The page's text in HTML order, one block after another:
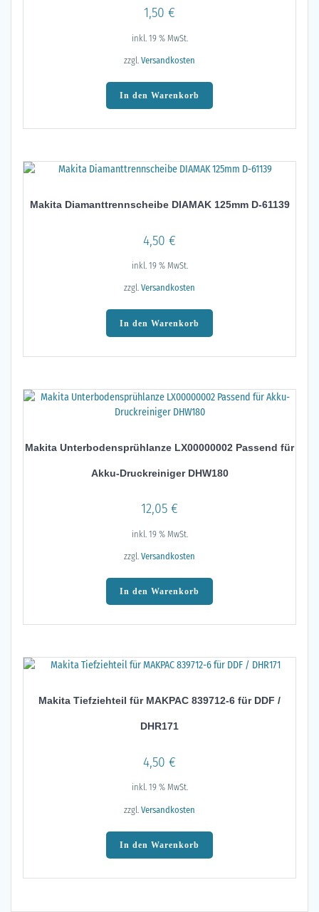
1,50 €
inkl. 19 % MwSt.
zzgl. Versandkosten
In den Warenkorb
Makita Diamanttrennscheibe DIAMAK 125mm D-61139
4,50 €
inkl. 19 % MwSt.
zzgl. Versandkosten
In den Warenkorb
Makita Unterbodensprühlanze LX00000002 Passend für
Akku-Druckreiniger DHW180
12,05 €
inkl. 19 % MwSt.
zzgl. Versandkosten
In den Warenkorb
Makita Tiefziehteil für MAKPAC 839712-6 für DDF /
DHR171
4,50 €
inkl. 19 % MwSt.
zzgl. Versandkosten
In den Warenkorb